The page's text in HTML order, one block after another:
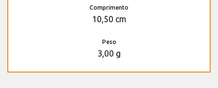
Comprimento
10,50 cm
Peso
3,00 g